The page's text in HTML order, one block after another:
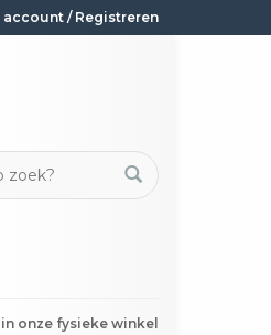
account / Registreren
onze fysieke winkel